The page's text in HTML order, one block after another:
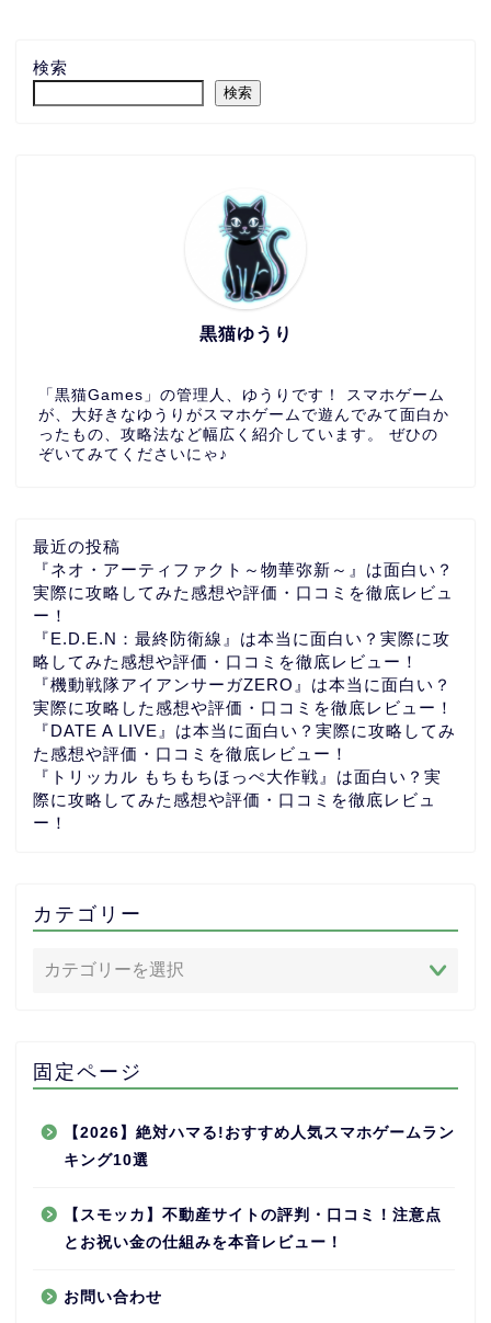
検索
検索
黒猫ゆうり
「黒猫Games」の管理人、ゆうりです！ スマホゲーム
が、大好きなゆうりがスマホゲームで遊んでみて面白か
ったもの、攻略法など幅広く紹介しています。 ぜひの
ぞいてみてくださいにゃ♪
最近の投稿
『ネオ・アーティファクト～物華弥新～』は面白い？
実際に攻略してみた感想や評価・口コミを徹底レビュ
ー！
『E.D.E.N：最終防衛線』は本当に面白い？実際に攻
略してみた感想や評価・口コミを徹底レビュー！
『機動戦隊アイアンサーガZERO』は本当に面白い？
実際に攻略した感想や評価・口コミを徹底レビュー！
『DATE A LIVE』は本当に面白い？実際に攻略してみ
た感想や評価・口コミを徹底レビュー！
『トリッカル もちもちほっぺ大作戦』は面白い？実
際に攻略してみた感想や評価・口コミを徹底レビュ
ー！
カテゴリー
固定ページ
【2026】絶対ハマる!おすすめ人気スマホゲームラン
キング10選
【スモッカ】不動産サイトの評判・口コミ！注意点
とお祝い金の仕組みを本音レビュー！
お問い合わせ